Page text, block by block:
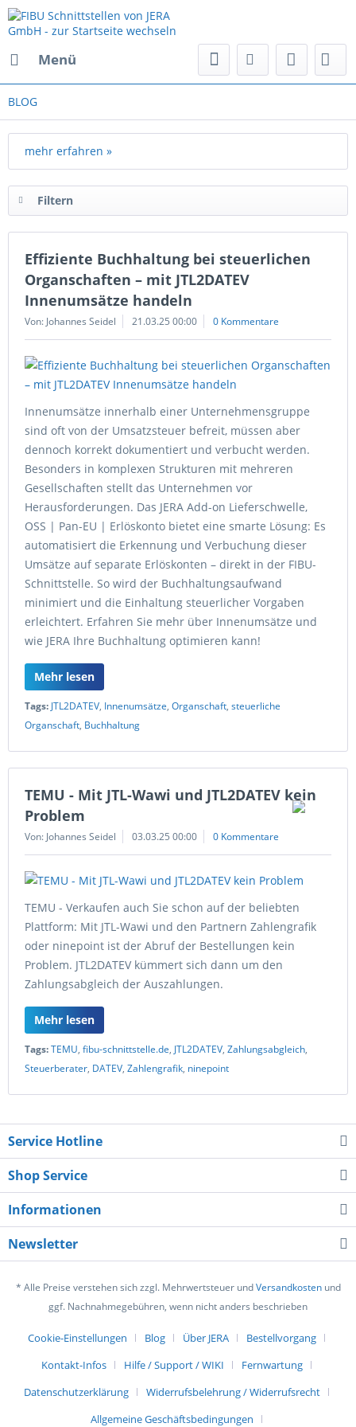
Menü
BLOG
mehr erfahren »
Filtern
Effiziente Buchhaltung bei steuerlichen
Organschaften – mit JTL2DATEV
Innenumsätze handeln
Von: Johannes Seidel 21.03.25 00:00 0 Kommentare
Innenumsätze innerhalb einer Unternehmensgruppe
sind oft von der Umsatzsteuer befreit, müssen aber
dennoch korrekt dokumentiert und verbucht werden.
Besonders in komplexen Strukturen mit mehreren
Gesellschaften stellt das Unternehmen vor
Herausforderungen. Das JERA Add-on Lieferschwelle,
OSS | Pan-EU | Erlöskonto bietet eine smarte Lösung: Es
automatisiert die Erkennung und Verbuchung dieser
Umsätze auf separate Erlöskonten – direkt in der FIBU-
Schnittstelle. So wird der Buchhaltungsaufwand
minimiert und die Einhaltung steuerlicher Vorgaben
erleichtert. Erfahren Sie mehr über Innenumsätze und
wie JERA Ihre Buchhaltung optimieren kann!
Mehr lesen
Tags: JTL2DATEV, Innenumsätze, Organschaft, steuerliche
Organschaft, Buchhaltung
TEMU - Mit JTL-Wawi und JTL2DATEV kein
Problem
Von: Johannes Seidel 03.03.25 00:00 0 Kommentare
TEMU - Verkaufen auch Sie schon auf der beliebten
Plattform: Mit JTL-Wawi und den Partnern Zahlengrafik
oder ninepoint ist der Abruf der Bestellungen kein
Problem. JTL2DATEV kümmert sich dann um den
Zahlungsabgleich der Auszahlungen.
Mehr lesen
Tags:TEMU, fibu-schnittstelle.de, JTL2DATEV, Zahlungsabgleich,
Steuerberater, DATEV, Zahlengrafik, ninepoint
Service Hotline
Shop Service
Informationen
Newsletter
* Alle Preise verstehen sich zzgl. Mehrwertsteuer undVersandkostenund
ggf. Nachnahmegebühren, wenn nicht anders beschrieben
Cookie-Einstellungen Blog Über JERA
Bestellvorgang
Kontakt-Infos
Hilfe / Support / WIKI
Fernwartung
Datenschutzerklärung
Widerrufsbelehrung / Widerrufsrecht
Allgemeine Geschäftsbedingungen